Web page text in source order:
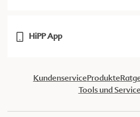
HiPP App
KundenserviceProdukte
Tools und